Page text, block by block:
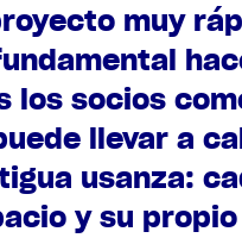
muy
los socios
llevar a
usanza:
y su